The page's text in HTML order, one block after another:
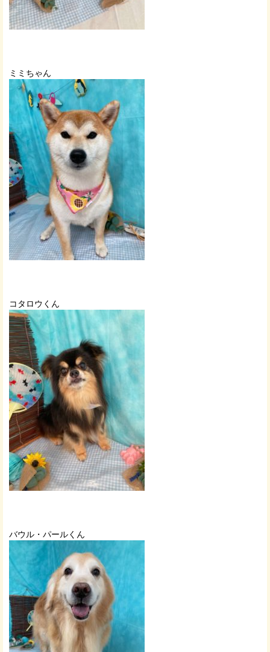
ミミちゃん
コタロウくん
バウル・パールくん